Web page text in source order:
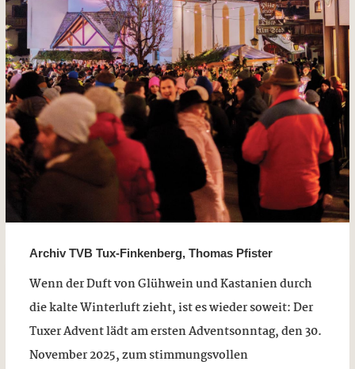
Archiv TVB Tux-Finkenberg, Thomas Pfister
Wenn der Duft von Glühwein und Kastanien durch
die kalte Winterluft zieht, ist es wieder soweit: Der
Tuxer Advent lädt am ersten Adventsonntag, den 30.
November 2025, zum stimmungsvollen